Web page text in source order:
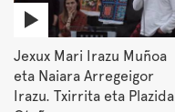
Jexux Mari Irazu Muñoa
eta Naiara Arregeigor
Irazu. Txirrita eta Plazida